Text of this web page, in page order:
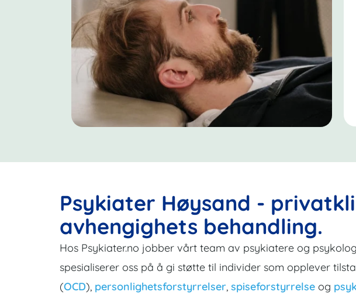
Psykiater Høysand -
avhengighets behandling.
Hos Psykiater.no jobber vårt team av psykiatere og
spesialiserer oss på å gi støtte til individer som opplever
(OCD), personlighetsforstyrrelser, spiseforstyrrelse og